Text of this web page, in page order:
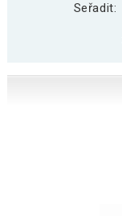
Seřadit: